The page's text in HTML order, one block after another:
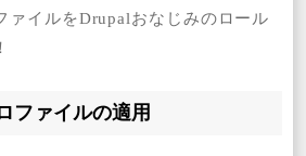
ァイルをDrupalおなじみのロール
ファイルの適用